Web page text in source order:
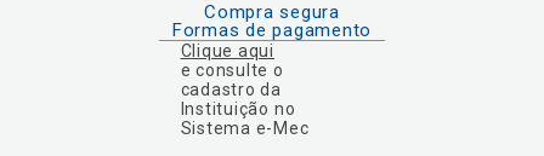
Compra segura
Formas de pagamento
Clique aqui
e consulte o
cadastro da
Instituição no
Sistema e-Mec